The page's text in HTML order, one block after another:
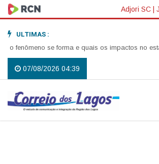
Adjori SC |
ULTIMAS :
se forma e quais os impactos no estado
07/08/2026 04:39